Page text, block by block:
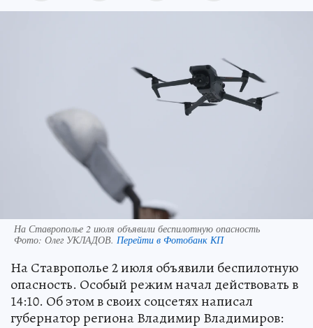
На Ставрополье 2 июля объявили беспилотную опасность
Фото: Олег УКЛАДОВ. Перейти в Фотобанк КП
На Ставрополье 2 июля объявили беспилотную
опасность. Особый режим начал действовать в
14:10. Об этом в своих соцсетях написал
губернатор региона Владимир Владимиров: